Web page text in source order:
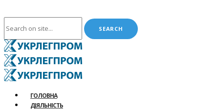
ГОЛОВНА
ДІЯЛЬНІСТЬ